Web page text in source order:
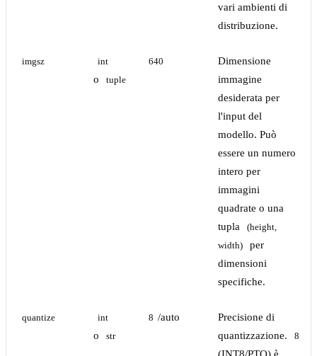
vari ambienti di
distribuzione.
imgsz int
o tuple
640
Dimensione
immagine
desiderata per
l'input del
modello. Può
essere un numero
intero per
immagini
quadrate o una
tupla
(height,
width)
per
dimensioni
specifiche.
quantize int
o str
8 /auto
Precisione di
quantizzazione.
8